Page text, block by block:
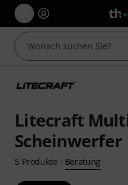
Litecraft
Scheinwerfer
5 Produkte · Beratung